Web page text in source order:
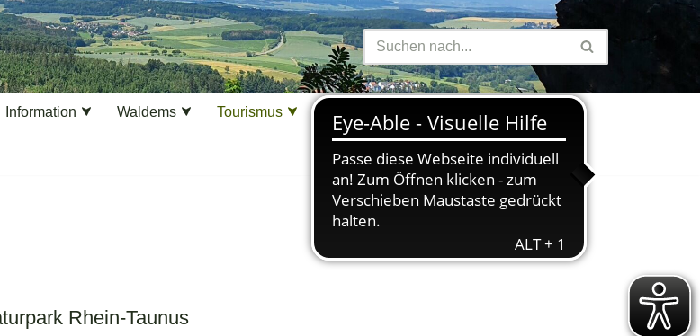
Information Waldems Tourismus
Rhein-Taunus